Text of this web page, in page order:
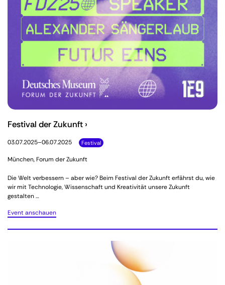
Festival der Zukunft ›
03.07.2025–06.07.2025 Festival
München, Forum der Zukunft
Die Welt verbessern – aber wie? Beim Festival der Zukunft erfährst du, wie
wir mit Technologie, Wissenschaft und Kreativität unsere Zukunft
gestalten …
Event anschauen